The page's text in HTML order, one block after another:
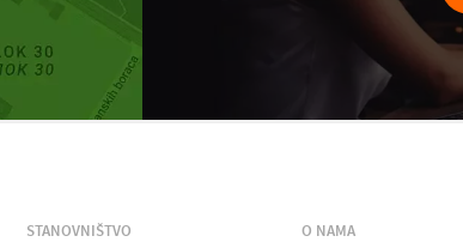
STANOVNIŠTVO O NAMA